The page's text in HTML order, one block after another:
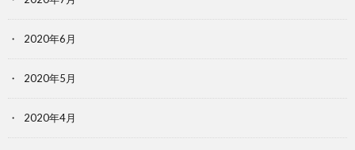
2020年6月
2020年5月
2020年4月